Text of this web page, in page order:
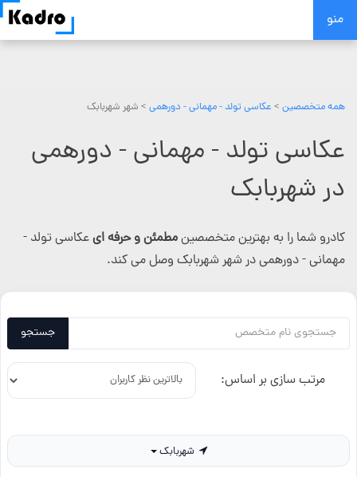
Skip
منو
همه متخصصین > عکاسی تولد - مهمانی - دورهمی > شهر شهربابک
عکاسی تولد - مهمانی - دورهمی
در شهربابک
کادرو شما را به بهترین متخصصینمطمئن و حرفه ایعکاسی تولد -
مهمانی - دورهمی در شهر شهربابک وصل می کند.
جستجو
مرتب سازی بر اساس: